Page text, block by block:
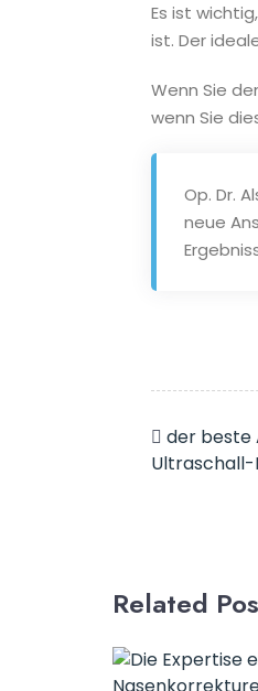
Es ist
ist. Der
Wenn Sie
wenn Sie
Op. Dr.
neue
der beste
Related